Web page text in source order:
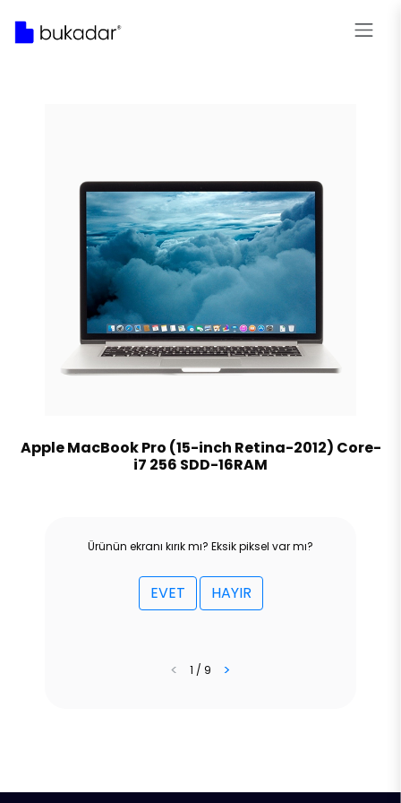
Apple MacBook Pro (15-inch Retina-2012) Core-
i7 256 SDD-16RAM
Ürünün ekranı kırık mı? Eksik piksel var mı?
EVET HAYIR
< 1 / 9 >